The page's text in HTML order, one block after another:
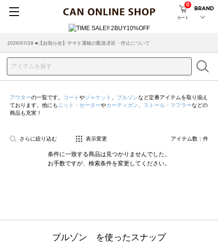
カート
0
BRAND
2026/07/29 ■【お知らせ】ヤマト運輸の配送遅延・停止について
2026/03/18 ■店舗受け取りサービスのご案内
アウターの一覧です。 コート やジャケット ブルゾンなど定番アイテムを取り揃え
ております。他にも ニット・セーターやカーディガン ストール・マフラーなどの
商品も充実！
さらに絞り込む 表示変更 アイテム数： 件
条件に一致する商品は見つかりませんでした。
お手数ですが、検索条件を変更してください。
ブルゾン を使ったスナップ